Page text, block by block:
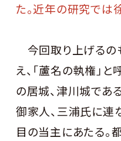
た。近年の研究では
今回取り上げるの
え、「蘆名の執権」
の居城、津川城であ
御家人、三浦氏に連
目の当主にあたる。